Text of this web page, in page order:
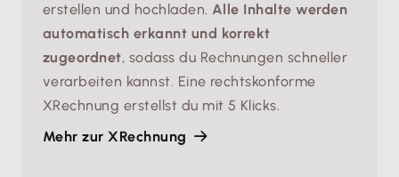
erstellen und hochladen. Alle Inhalte werden
automatisch erkannt und korrekt
zugeordnet, sodass du Rechnungen schneller
verarbeiten kannst. Eine rechtskonforme
XRechnung erstellst du mit 5 Klicks.
Mehr zur XRechnung